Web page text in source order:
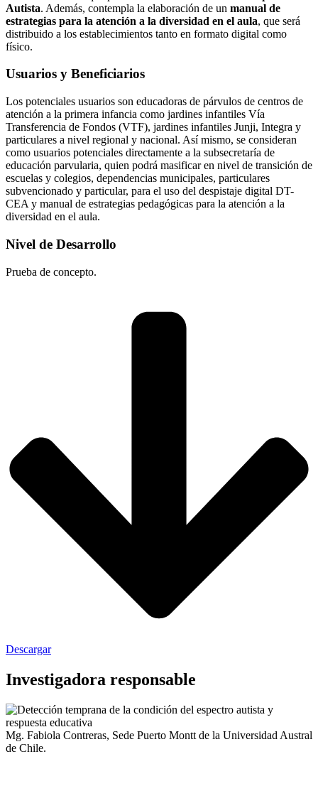
Autista. Además, contempla la elaboración de un manual de
estrategias para la atención a la diversidad en el aula, que será
distribuido a los establecimientos tanto en formato digital como
físico.
Usuarios y Beneficiarios
Los potenciales usuarios son educadoras de párvulos de centros de
atención a la primera infancia como jardines infantiles Vía
Transferencia de Fondos (VTF), jardines infantiles Junji, Integra y
particulares a nivel regional y nacional. Así mismo, se consideran
como usuarios potenciales directamente a la subsecretaría de
educación parvularia, quien podrá masificar en nivel de transición de
escuelas y colegios, dependencias municipales, particulares
subvencionado y particular, para el uso del despistaje digital DT-
CEA y manual de estrategias pedagógicas para la atención a la
diversidad en el aula.
Nivel de Desarrollo
Prueba de concepto.
Descargar
Investigadora responsable
Mg. Fabiola Contreras, Sede Puerto Montt de la Universidad Austral
de Chile.